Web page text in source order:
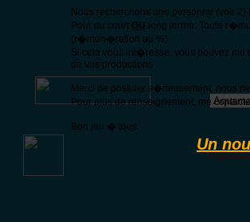
Nous recherchons une personne (voir
Pour du court OU long terme. Toute
(r�mun�ration au %)
Si cela vous int�resse, vous pouvez
de vos productions
Merci de postuler s�rieusement, nous
Pour plus de renseignement, me
Bon jeu � tous.
Un